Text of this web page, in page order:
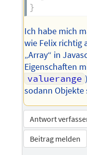
}
Ich habe mich
wie Felix richtig
„Array“ in
Eigenschaften
valuerange
sodann Objekte
Antwort
Beitrag melden